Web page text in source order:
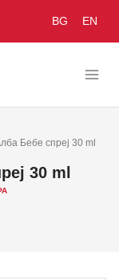
BG EN
Бебе спреј 30 ml
30 ml